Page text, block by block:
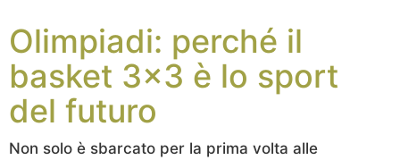
Olimpiadi: perché il
basket 3×3 è lo sport
del futuro
Non solo è sbarcato per la prima volta alle